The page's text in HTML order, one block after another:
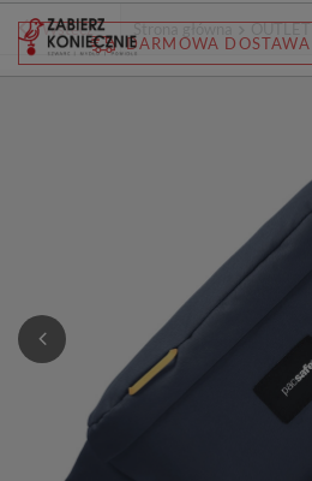
DARMOWA DOSTAWA
Wstecz Strona główna OUTLET